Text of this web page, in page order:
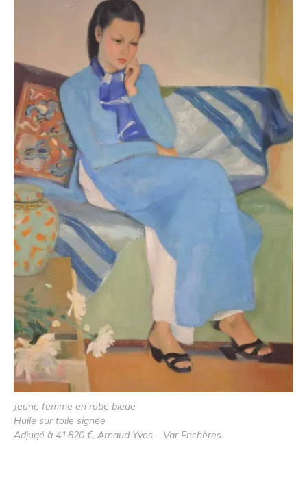
Jeune femme en robe bleue
Huile sur toile signée
Adjugé à 41 820 €, Arnaud Yvos – Var Enchères